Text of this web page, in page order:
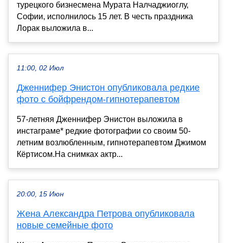
турецкого бизнесмена Мурата Налчаджиоглу,
Софии, исполнилось 15 лет. В честь праздника
Лорак выложила в...
11:00, 02 Июл
Дженнифер Энистон опубликовала редкие
фото с бойфрендом-гипнотерапевтом
57-летняя Дженнифер Энистон выложила в
инстаграме* редкие фотографии со своим 50-
летним возлюбленным, гипнотерапевтом Джимом
Кёртисом.На снимках актр...
20:00, 15 Июн
Жена Александра Петрова опубликовала
новые семейные фото